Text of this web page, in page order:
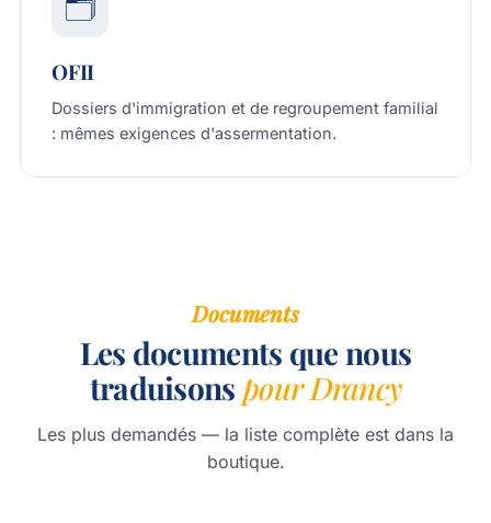
🗂️
OFII
Dossiers d'immigration et de regroupement familial
: mêmes exigences d'assermentation.
Documents
Les documents que nous
traduisonspour Drancy
Les plus demandés — la liste complète est dans la
boutique.